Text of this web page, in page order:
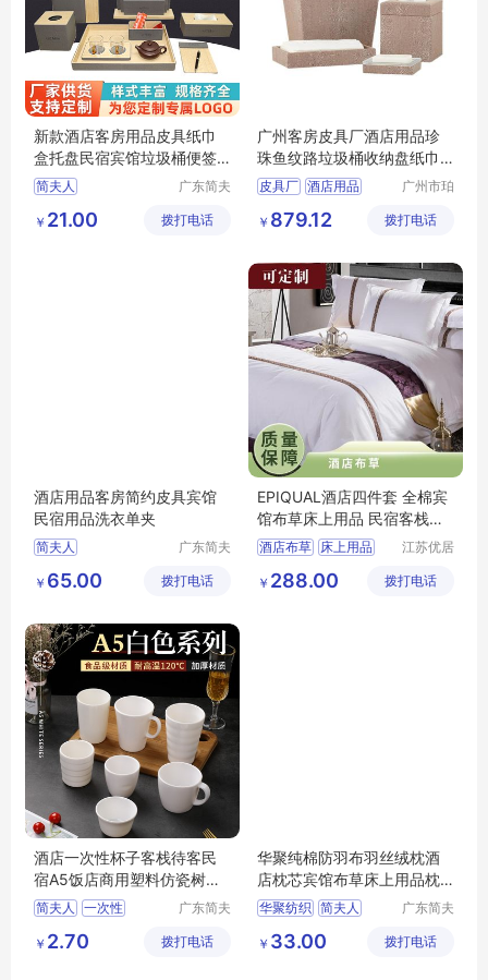
新款酒店客房用品皮具纸巾
盒托盘民宿宾馆垃圾桶便签
夹服务指南
简夫人
广东简夫
限公司
￥ 21.00 拨打电话
广州客房皮具厂酒店用品珍
珠鱼纹路垃圾桶收纳盘纸巾
盒可压印logo
皮具厂 酒店用品
广州市珀
限公司
￥ 879.12 拨打电话
酒店用品客房简约皮具宾馆
民宿用品洗衣单夹
简夫人
广东简夫
限公司
￥ 65.00 拨打电话
EPIQUAL酒店四件套 全棉宾
馆布草床上用品 民宿客栈套
件贡缎
酒店布草 床上用品
江苏优居
有限公司
￥ 288.00 拨打电话
酒店一次性杯子客栈待客民
宿A5饭店商用塑料仿瓷树脂
水杯餐具
简夫人 一次性
广东简夫
限公司
￥ 2.70 拨打电话
华聚纯棉防羽布羽丝绒枕酒
店枕芯宾馆布草床上用品枕
头批发
华聚纺织 简夫人
广东简夫
限公司
￥ 33.00 拨打电话